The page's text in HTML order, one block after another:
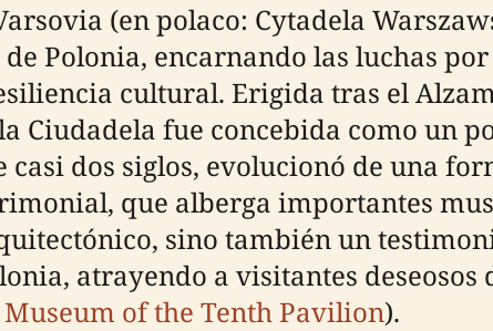
(en polaco: Cytadela
Polonia, encarnando las luchas
cultural. Erigida tras el
Ciudadela fue concebida como un
casi dos siglos, evolucionó de una
que alberga importantes
sino también un
atrayendo a visitantes
Museum of the Tenth Pavilion).